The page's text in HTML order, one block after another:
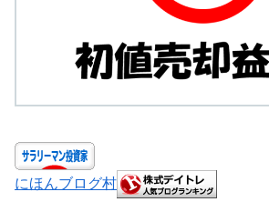
にほんブログ村